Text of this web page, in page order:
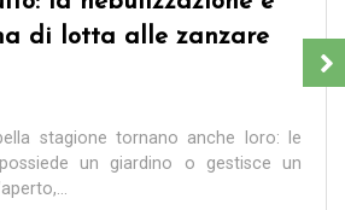
di lotta alle zanzare
stagione tornano anche loro: le
un giardino o gestisce un